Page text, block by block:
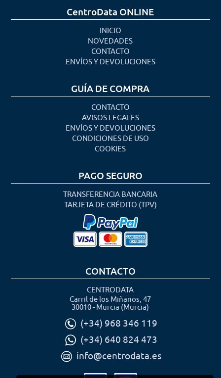
CentroData ONLINE
INICIO
NOVEDADES
CONTACTO
ENVÍOS Y DEVOLUCIONES
GUÍA DE COMPRA
CONTACTO
AVISOS LEGALES
ENVÍOS Y DEVOLUCIONES
CONDICIONES DE USO
COOKIES
PAGO SEGURO
TRANSFERENCIA BANCARIA
TARJETA DE CRÉDITO (TPV)
CONTACTO
CENTRODATA
Carril de los Miñanos, 47
30010 - Murcia (Murcia)
(+34) 968 346 119
(+34) 640 824 473
info@centrodata.es